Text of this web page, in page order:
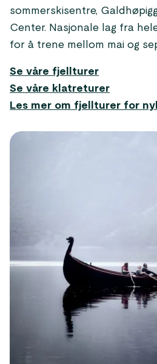
sommerskisentre,
Center. Nasjonale lag fra
for å trene mellom mai og
Se våre fjellturer
Se våre klatreturer
Les mer om fjellturer for